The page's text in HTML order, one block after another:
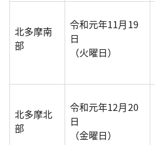
北多摩南
部
令和元年11月19
日
（火曜日）
北多摩北
部
令和元年12月20
日
（金曜日）